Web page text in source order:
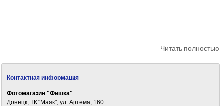
Читать полностью
Контактная информация
Фотомагазин "Фишка"
Донецк, ТК "Маяк", ул. Артема, 160